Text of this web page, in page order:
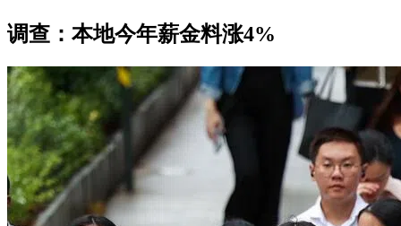
调查：本地今年薪金料涨4%